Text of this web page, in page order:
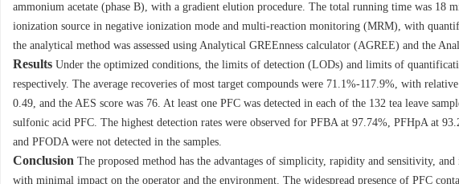
ammonium acetate (phase B), with a gradient elution procedure. The total running time was 18
ionization source in negative ionization mode and multi-reaction monitoring (MRM), with
the analytical method was assessed using Analytical GREEnness calculator (AGREE) and the
Results Under the optimized conditions, the limits of detection (LODs) and limits of
respectively. The average recoveries of most target compounds were 71.1%-117.9%, with
0.49, and the AES score was 76. At least one PFC was detected in each of the 132 tea leave
sulfonic acid PFC. The highest detection rates were observed for PFBA at 97.74%, PFHpA at
and PFODA were not detected in the samples.
Conclusion The proposed method has the advantages of simplicity, rapidity and sensitivity,
with minimal impact on the operator and the environment. The widespread presence of PFC